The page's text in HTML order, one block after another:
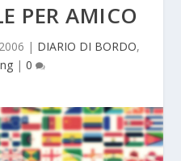
PER AMICO
| DIARIO DI BORDO,
| 0